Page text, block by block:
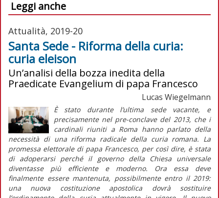
Leggi anche
Attualità, 2019-20
Santa Sede - Riforma della curia:
curia eleison
Un’analisi della bozza inedita della
Praedicate Evangelium di papa Francesco
Lucas Wiegelmann
È stato durante l’ultima sede vacante, e
precisamente nel pre-conclave del 2013, che i
cardinali riuniti a Roma hanno parlato della
necessità di una riforma radicale della curia romana. La
promessa elettorale di papa Francesco, per così dire, è stata
di adoperarsi perché il governo della Chiesa universale
diventasse più efficiente e moderno. Ora essa deve
finalmente essere mantenuta, possibilmente entro il 2019:
una nuova costituzione apostolica dovrà sostituire